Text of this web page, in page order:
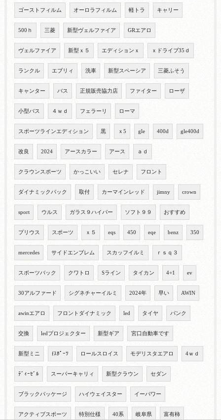
ゴーストフィルム オーロラフィルム 軽トラ キャリー
500ｈ 三菱 新型ヴェルファイア GRエアロ
ヴェルファイア 新型ｘ５ エディションｘ ｘドライブ35ｄ
ランクル エブリィ 洗車 新型スペーシア 三菱ふそう
キャンター バス 正規販売協力店 ファイター ローザ
小型バス ４ｗｄ フェラーリ ローマ
スポーツラインエディション 黒 ｘ5 gle 400d gle400d
改良 2024 アースカラー アース ａｄ
クラウンスポーツ かっこいい セレナ フロント
ダイナミックパック 取付 カーマインレッド jimny crown
sport ウルス ガラス９ハイパー ソフト９９ おすすめ
プリウス スポーツ ｘ５ eqs 450 eqe benz 350
mercedes サイドエンブレム スカッフイルミ ｒｓｑ３
スポーツバック クワトロ Sライン タイカン 4+1 ev
30アルファード シグネチャーイルミ 2024年 早い AWIN
awinエアロ フロントダイナミック led タイヤ パンク
交換 ledプロジェクター 新型ギア 宮口自動車です
新型ミニ fｽﾎﾟｰﾂ ロールスロイス モデリスタエアロ 4ｗｄ
ﾃﾞｨｰｾﾞﾙ スーパーキャリィ 新型クラウン セダン
ブラックパッケージ ハイウェイスター イーパワー
アクティブスポーツ 特別仕様 40系 岐阜県 富有柿